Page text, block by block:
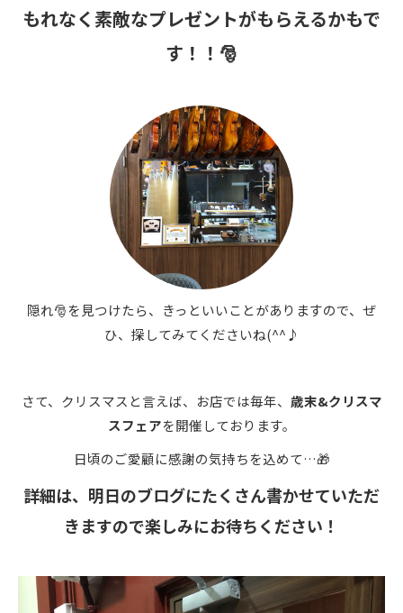
もれなく素敵なプレゼントがもらえるかもで
す！！🎅
隠れ🎅を見つけたら、きっといいことがありますので、ぜ
ひ、探してみてくださいね(^^♪
さて、クリスマスと言えば、お店では毎年、 歳末&クリスマ
スフェアを開催しております。
日頃のご愛顧に感謝の気持ちを込めて…🎁
詳細は、明日のブログにたくさん書かせていただ
きますので楽しみにお待ちください！